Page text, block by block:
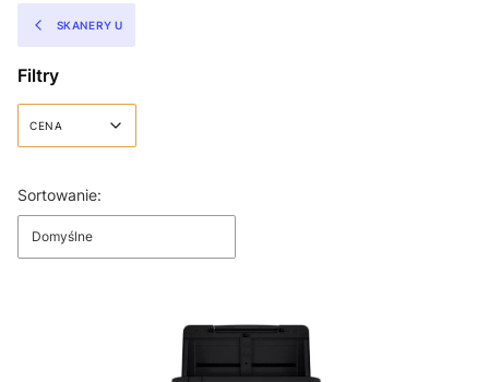
SKANERY U
Filtry
CENA
Lista produktów
Sortowanie:
Domyślne